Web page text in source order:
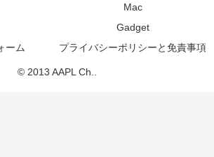
Mac
Gadget
ーム
プライバシーポリシーと免責事項
© 2013 AAPL Ch..